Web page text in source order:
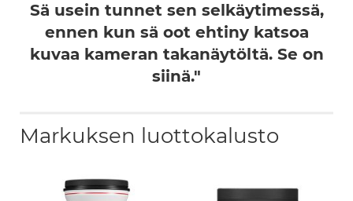
Sä usein tunnet sen selkäytimessä,
ennen kun sä oot ehtiny katsoa
kuvaa kameran takanäytöltä. Se on
siinä."
Markuksen luottokalusto